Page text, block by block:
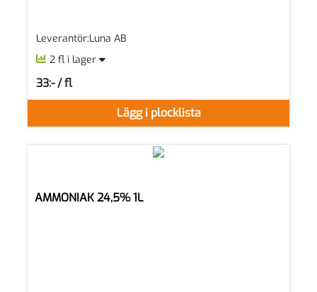
Leverantör:Luna AB
2 fl i lager
Lägg i plocklista
33:- / fl
SEK per FL
AMMONIAK 24,5% 1L